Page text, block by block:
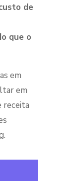
de
que o
em
em
receita